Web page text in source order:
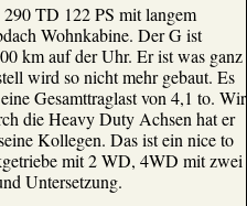
TD 122 PS mit langem
Wohnkabine. Der G ist
km auf der Uhr. Er ist was ganz
wird so nicht mehr gebaut. Es
Gesamttraglast von 4,1 to. Wir
die Heavy Duty Achsen hat er
Kollegen. Das ist ein nice to
mit 2 WD, 4WD mit zwei
Untersetzung.